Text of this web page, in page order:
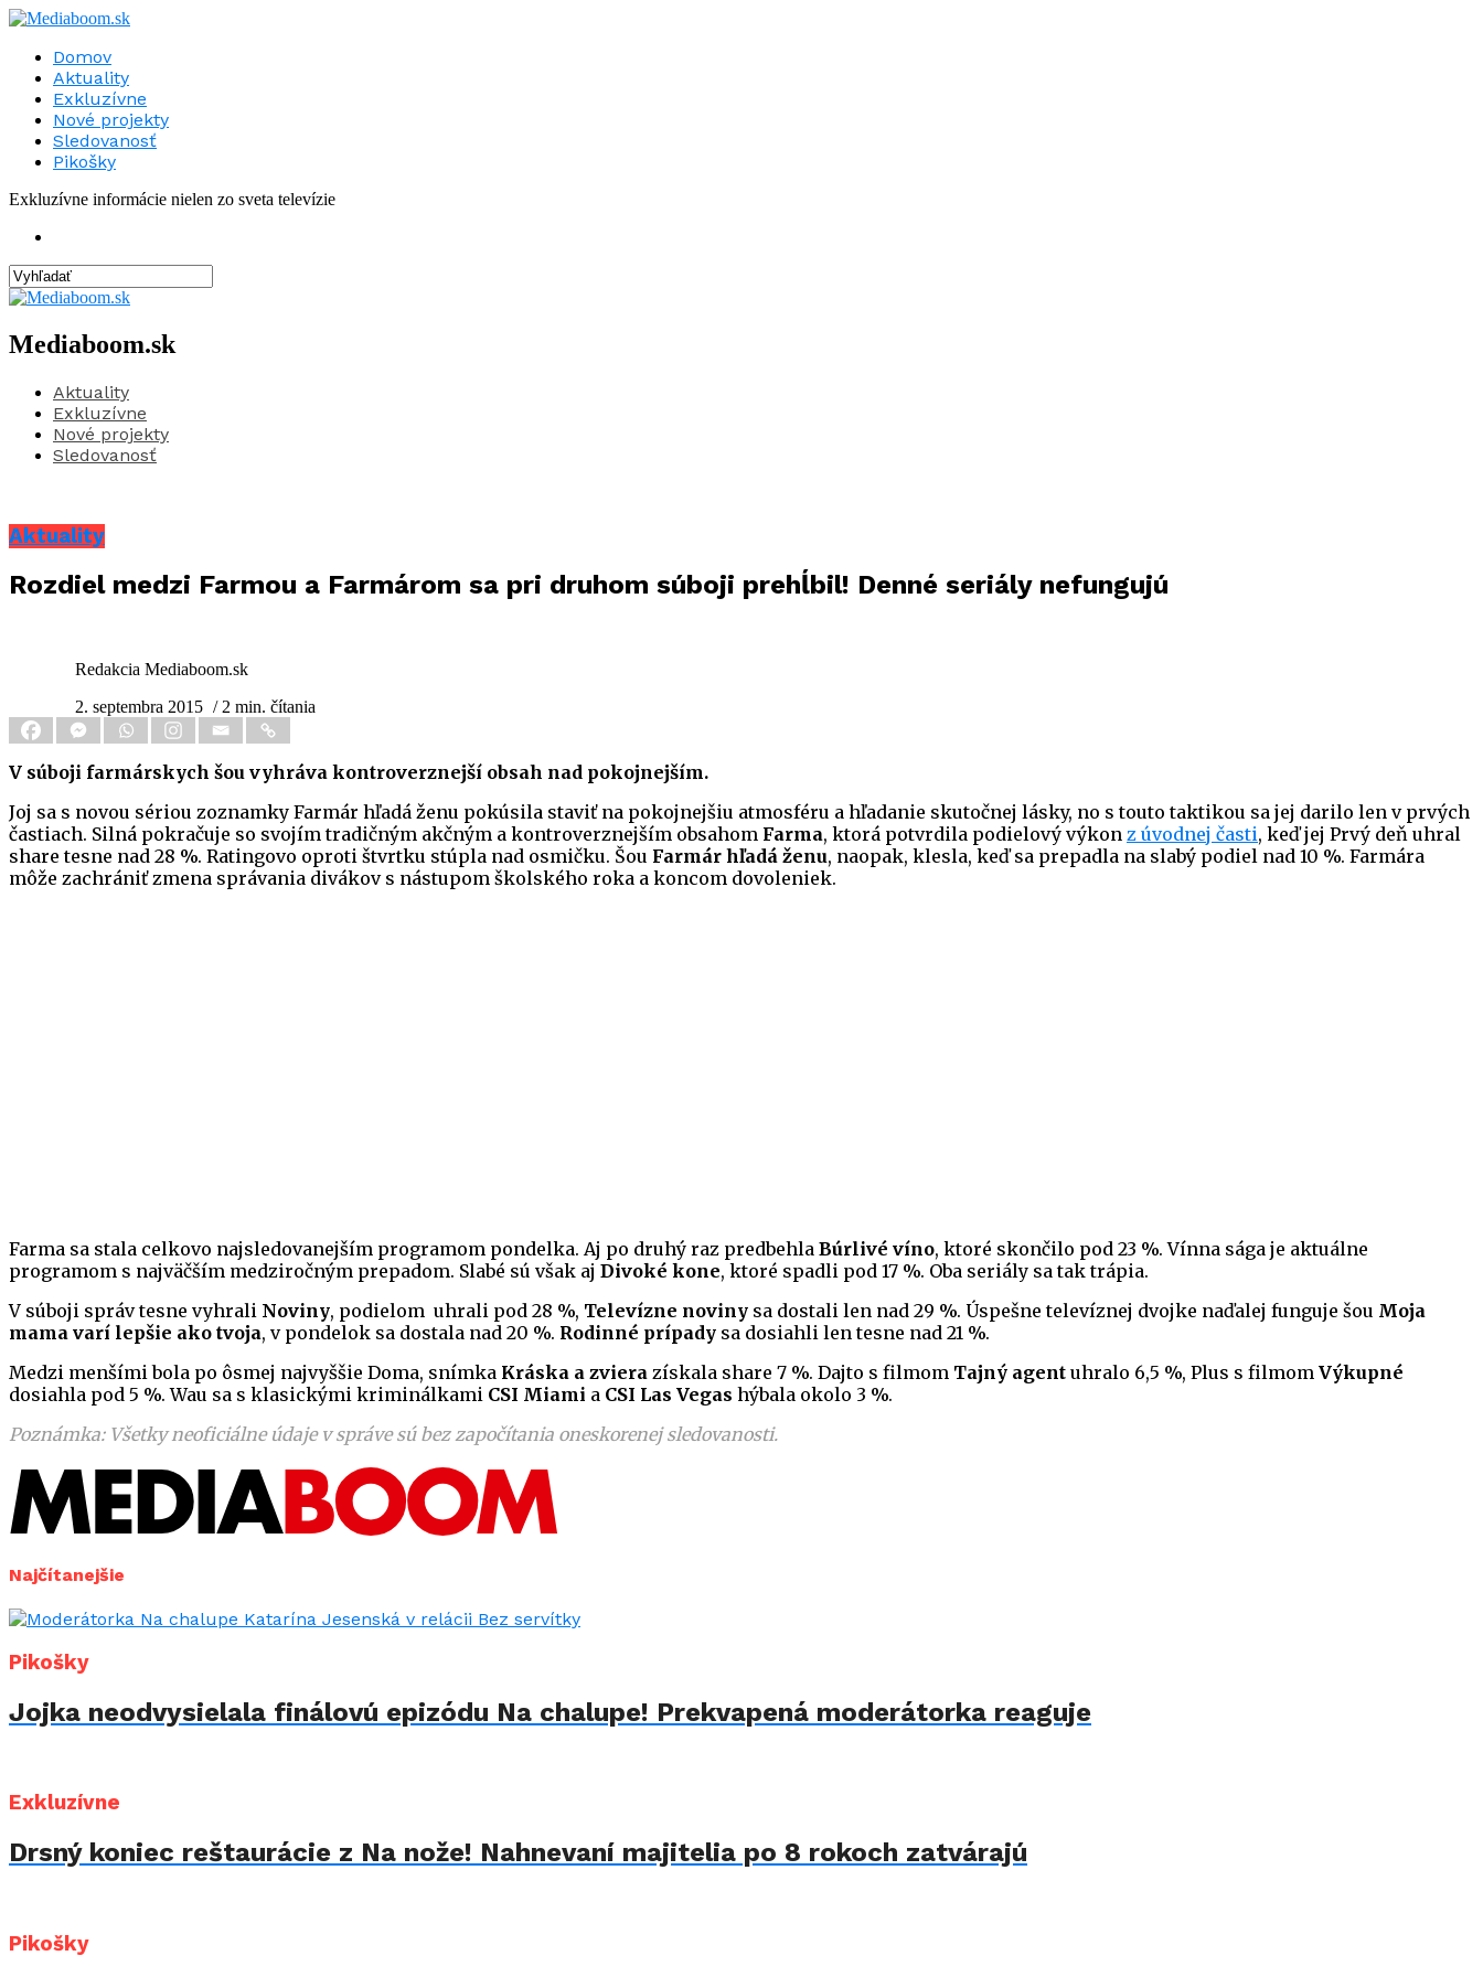
Domov
Aktuality
Exkluzívne
Nové projekty
Sledovanosť
Pikošky
Exkluzívne informácie nielen zo sveta televízie
Mediaboom.sk
Aktuality
Exkluzívne
Nové projekty
Sledovanosť
Aktuality
Rozdiel medzi Farmou a Farmárom sa pri druhom súboji prehĺbil! Denné seriály nefungujú
Redakcia Mediaboom.sk
2. septembra 2015 / 2 min. čítania
V súboji farmárskych šou vyhráva kontroverznejší obsah nad pokojnejším.
Joj sa s novou sériou zoznamky Farmár hľadá ženu pokúsila staviť na pokojnejšiu atmosféru a hľadanie skutočnej lásky, no s touto taktikou sa jej darilo len v prvých
častiach. Silná pokračuje so svojím tradičným akčným a kontroverznejším obsahom Farma, ktorá potvrdila podielový výkon z úvodnej časti, keď jej Prvý deň uhral
share tesne nad 28 %. Ratingovo oproti štvrtku stúpla nad osmičku. Šou Farmár hľadá ženu, naopak, klesla, keď sa prepadla na slabý podiel nad 10 %. Farmára
môže zachrániť zmena správania divákov s nástupom školského roka a koncom dovoleniek.
Farma sa stala celkovo najsledovanejším programom pondelka. Aj po druhý raz predbehla Búrlivé víno, ktoré skončilo pod 23 %. Vínna sága je aktuálne
programom s najväčším medziročným prepadom. Slabé sú však aj Divoké kone, ktoré spadli pod 17 %. Oba seriály sa tak trápia.
V súboji správ tesne vyhrali Noviny, podielom uhrali pod 28 %, Televízne noviny sa dostali len nad 29 %. Úspešne televíznej dvojke naďalej funguje šou Moja
mama varí lepšie ako tvoja, v pondelok sa dostala nad 20 %. Rodinné prípady sa dosiahli len tesne nad 21 %.
Medzi menšími bola po ôsmej najvyššie Doma, snímka Kráska a zviera získala share 7 %. Dajto s filmom Tajný agent uhralo 6,5 %, Plus s filmom Výkupné
dosiahla pod 5 %. Wau sa s klasickými kriminálkami CSI Miami a CSI Las Vegas hýbala okolo 3 %.
Poznámka: Všetky neoficiálne údaje v správe sú bez započítania oneskorenej sledovanosti.
Najčítanejšie
Pikošky
Jojka neodvysielala finálovú epizódu Na chalupe! Prekvapená moderátorka reaguje
Exkluzívne
Drsný koniec reštaurácie z Na nože! Nahnevaní majitelia po 8 rokoch zatvárajú
Pikošky